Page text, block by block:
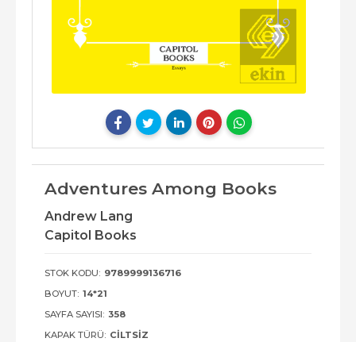
Adventures Among Books
Andrew Lang
Capitol Books
STOK KODU: 9789999136716
BOYUT: 14*21
SAYFA SAYISI: 358
KAPAK TÜRÜ: CILTSIZ